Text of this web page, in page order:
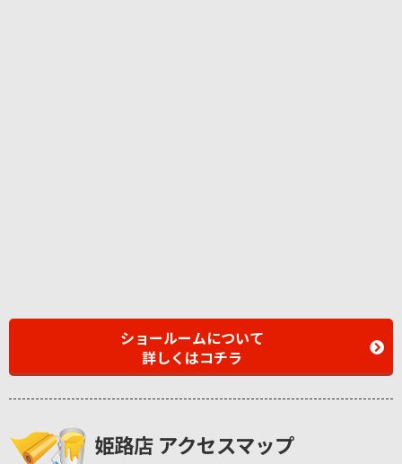
ショールームについて
詳しくはコチラ
姫路店 アクセスマップ